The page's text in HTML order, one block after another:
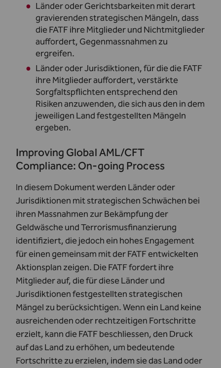
Länder oder Gerichtsbarkeiten mit derart
gravierenden strategischen Mängeln, dass
die FATF ihre Mitglieder und Nichtmitglieder
auffordert, Gegenmassnahmen zu
ergreifen.
Länder oder Jurisdiktionen, für die die FATF
ihre Mitglieder auffordert, verstärkte
Sorgfaltspflichten entsprechend den
Risiken anzuwenden, die sich aus den in dem
jeweiligen Land festgestellten Mängeln
ergeben.
Improving Global AML/CFT
Compliance: On-going Process
In diesem Dokument werden Länder oder
Jurisdiktionen mit strategischen Schwächen bei
ihren Massnahmen zur Bekämpfung der
Geldwäsche und Terrorismusfinanzierung
identifiziert, die jedoch ein hohes Engagement
für einen gemeinsam mit der FATF entwickelten
Aktionsplan zeigen. Die FATF fordert ihre
Mitglieder auf, die für diese Länder und
Jurisdiktionen festgestellten strategischen
Mängel zu berücksichtigen. Wenn ein Land keine
ausreichenden oder rechtzeitigen Fortschritte
erzielt, kann die FATF beschliessen, den Druck
auf das Land zu erhöhen, um bedeutende
Fortschritte zu erzielen, indem sie das Land oder